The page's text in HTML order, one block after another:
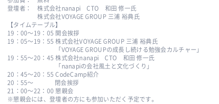
登壇者： 株式会社nanapi CTO 和田 修一氏
株式会社VOYAGE GROUP 三浦 裕典氏
【タイムテーブル】
19：00〜19：05 開会挨拶
19：05〜19：55 株式会社VOYAGE GROUP 三浦 裕典氏
「VOYAGE GROUPの成長し続ける勉強会カルチャー」
19：55〜20：45 株式会社nanapi CTO 和田 修一氏
「nanapiの会社風土と文化づくり」
20：45〜20：55 CodeCamp紹介
20：55〜 閉会挨拶
21：00〜22：00 懇親会
※懇親会には、登壇者の方にも参加いただく予定です。